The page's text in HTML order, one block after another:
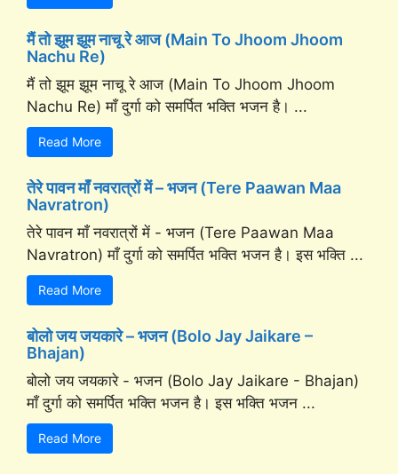
मैं तो झूम झूम नाचू रे आज (Main To Jhoom Jhoom
Nachu Re)
मैं तो झूम झूम नाचू रे आज (Main To Jhoom Jhoom
Nachu Re) माँ दुर्गा को समर्पित भक्ति भजन है। ...
Read More
तेरे पावन माँ नवरात्रों में – भजन (Tere Paawan Maa
Navratron)
तेरे पावन माँ नवरात्रों में - भजन (Tere Paawan Maa
Navratron) माँ दुर्गा को समर्पित भक्ति भजन है। इस भक्ति ...
Read More
बोलो जय जयकारे – भजन (Bolo Jay Jaikare –
Bhajan)
बोलो जय जयकारे - भजन (Bolo Jay Jaikare - Bhajan)
माँ दुर्गा को समर्पित भक्ति भजन है। इस भक्ति भजन ...
Read More